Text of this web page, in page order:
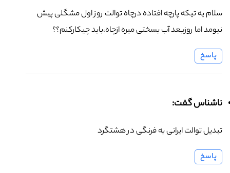
سلام یه تیکه پارچه افتاده درچاه توالت روز اول مشگلی پیش
نیومد اما روزبعد آب بسختی میره ازچاه،باید چیکارکنم؟؟
پاسخ
ناشناس گفت:
تبدیل توالت ایرانی به فرنگی در هشتگرد
پاسخ